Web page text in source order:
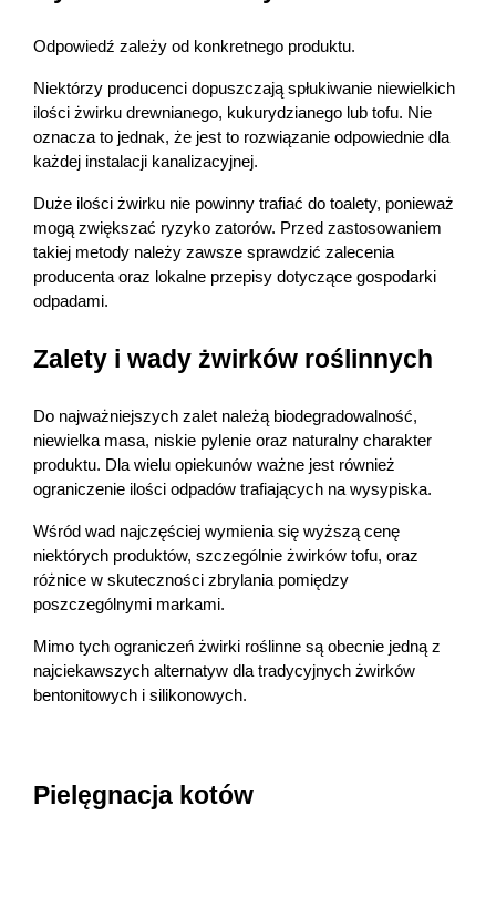
Odpowiedź zależy od konkretnego produktu.
Niektórzy producenci dopuszczają spłukiwanie niewielkich
ilości żwirku drewnianego, kukurydzianego lub tofu. Nie
oznacza to jednak, że jest to rozwiązanie odpowiednie dla
każdej instalacji kanalizacyjnej.
Duże ilości żwirku nie powinny trafiać do toalety, ponieważ
mogą zwiększać ryzyko zatorów. Przed zastosowaniem
takiej metody należy zawsze sprawdzić zalecenia
producenta oraz lokalne przepisy dotyczące gospodarki
odpadami.
Zalety i wady żwirków roślinnych
Do najważniejszych zalet należą biodegradowalność,
niewielka masa, niskie pylenie oraz naturalny charakter
produktu. Dla wielu opiekunów ważne jest również
ograniczenie ilości odpadów trafiających na wysypiska.
Wśród wad najczęściej wymienia się wyższą cenę
niektórych produktów, szczególnie żwirków tofu, oraz
różnice w skuteczności zbrylania pomiędzy
poszczególnymi markami.
Mimo tych ograniczeń żwirki roślinne są obecnie jedną z
najciekawszych alternatyw dla tradycyjnych żwirków
bentonitowych i silikonowych.
Pielęgnacja kotów